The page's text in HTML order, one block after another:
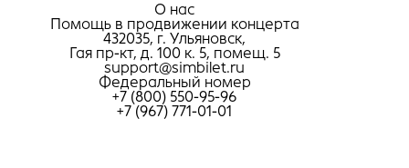
О нас
Помощь в продвижении концерта
432035, г. Ульяновск,
Гая пр-кт, д. 100 к. 5, помещ. 5
support@simbilet.ru
Федеральный номер
+7 (800) 550-95-96
+7 (967) 771-01-01